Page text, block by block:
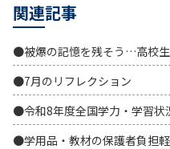
関連記事
●被爆の記憶を残そう…高校
●7月のリフレクション
●令和8年度全国学力・学習状
●学用品・教材の保護者負担